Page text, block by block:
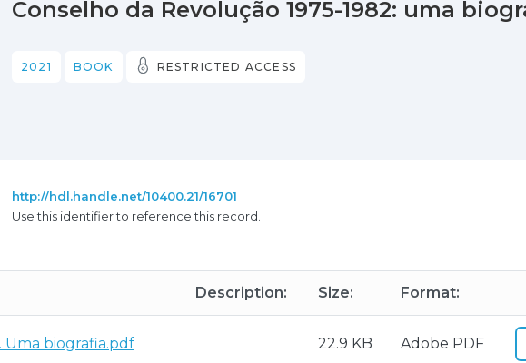
Conselho da Revolução 1975-1982: uma
2021 BOOK RESTRICTED ACCESS
http://hdl.handle.net/10400.21/16701
Use this identifier to reference this record.
Description: Size: Format:
Uma biografia.pdf 22.9 KB Adobe PDF